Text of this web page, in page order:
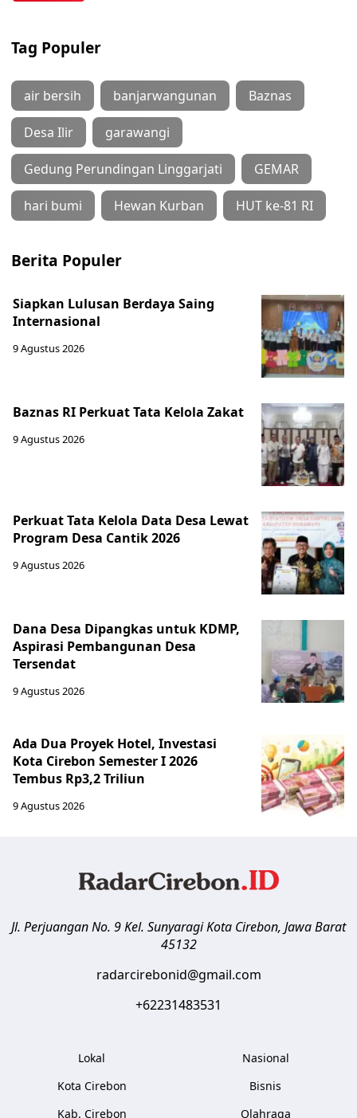
Tag Populer
air bersih banjarwangunan Baznas
Desa Ilir garawangi
Gedung Perundingan Linggarjati GEMAR
hari bumi Hewan Kurban HUT ke-81 RI
Berita Populer
Siapkan Lulusan Berdaya Saing
Internasional
9 Agustus 2026
Baznas RI Perkuat Tata Kelola Zakat
9 Agustus 2026
Perkuat Tata Kelola Data Desa Lewat
Program Desa Cantik 2026
9 Agustus 2026
Dana Desa Dipangkas untuk KDMP,
Aspirasi Pembangunan Desa
Tersendat
9 Agustus 2026
Ada Dua Proyek Hotel, Investasi
Kota Cirebon Semester I 2026
Tembus Rp3,2 Triliun
9 Agustus 2026
Jl. Perjuangan No. 9 Kel. SunyaragiKota Cirebon, Jawa Barat
45132
radarcirebonid@gmail.com
+62231483531
Lokal
Kota Cirebon
Kab. Cirebon
Nasional
Bisnis
Olahraga